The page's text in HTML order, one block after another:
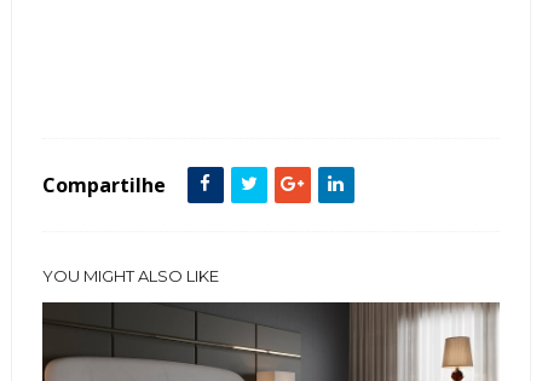
Compartilhe
YOU MIGHT ALSO LIKE